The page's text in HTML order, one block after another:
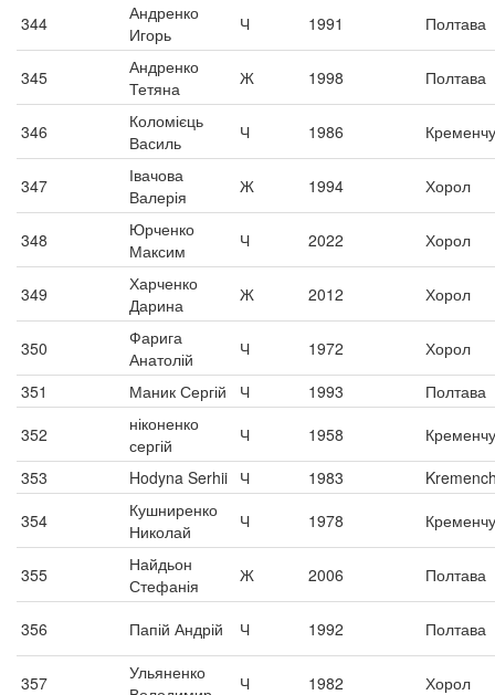
344
Андренко
Игорь
Ч 1991 Полтава
345
Андренко
Тетяна
Ж 1998 Полтава
346
Коломієць
Василь
Ч 1986
347
Івачова
Валерія
Ж 1994 Хорол
348
Юрченко
Максим
Ч 2022 Хорол
349
Харченко
Дарина
Ж 2012 Хорол
350
Фарига
Анатолій
Ч 1972
Хорол
351
Маник Сергій Ч 1993
Полтава
352
ніконенко
сергій
Ч 1958
353
Hodyna Serhii Ч 1983
354
Кушниренко
Николай
Ч 1978
355
Найдьон
Стефанія
Ж 2006 Полтава
356 Папій Андрій Ч 1992 Полтава
357
Ульяненко
Ч 1982 Хорол